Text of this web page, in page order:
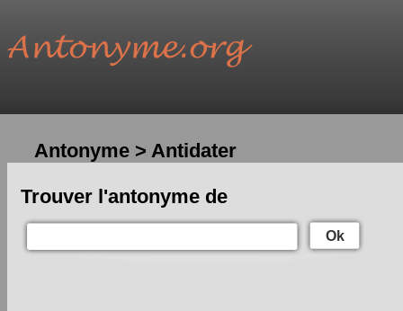
Antonyme > Antidater
Trouver l'antonyme de
Ok